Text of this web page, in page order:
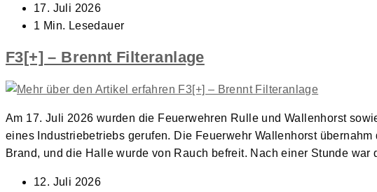
Beitrag
veröffentlicht:
17. Juli 2026
Lesedauer:
1 Min. Lesedauer
F3[+] – Brennt Filteranlage
Am 17. Juli 2026 wurden die Feuerwehren Rulle und Wallenhorst
eines Industriebetriebs gerufen. Die Feuerwehr Wallenhorst
Brand, und die Halle wurde von Rauch befreit. Nach einer Stunde war
Beitrag
12. Juli 2026